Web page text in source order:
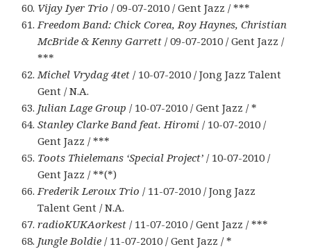
Vijay Iyer Trio / 09-07-2010 / Gent Jazz / ***
Freedom Band: Chick Corea, Roy Haynes, Christian
McBride & Kenny Garrett / 09-07-2010 / Gent Jazz /
***
Michel Vrydag 4tet / 10-07-2010 / Jong Jazz Talent
Gent / N.A.
Julian Lage Group / 10-07-2010 / Gent Jazz / *
Stanley Clarke Band feat. Hiromi / 10-07-2010 /
Gent Jazz / ***
Toots Thielemans ‘Special Project’ / 10-07-2010 /
Gent Jazz / **(*)
Frederik Leroux Trio / 11-07-2010 / Jong Jazz
Talent Gent / N.A.
radioKUKAorkest / 11-07-2010 / Gent Jazz / ***
Jungle Boldie / 11-07-2010 / Gent Jazz / *